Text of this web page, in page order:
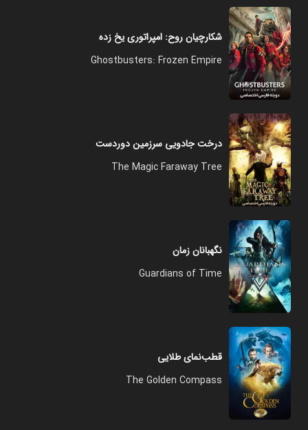
شکارچیان روح: امپراتوری یخ زده
Ghostbusters: Frozen Empire
درخت جادویی سرزمین دوردست
The Magic Faraway Tree
نگهبانان زمان
Guardians of Time
قطب‌نمای طلایی
The Golden Compass